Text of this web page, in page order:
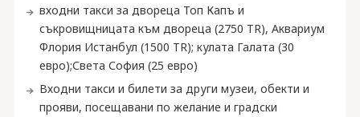
входни такси за двореца Топ Капъ и
съкровищницата към двореца (2750 TR), Аквариум
Флория Истанбул (1500 TR); кулата Галата (30
евро);Света София (25 евро)
Входни такси и билети за други музеи, обекти и
прояви, посещавани по желание и градски